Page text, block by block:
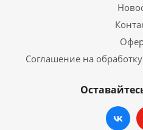
Соглашение на